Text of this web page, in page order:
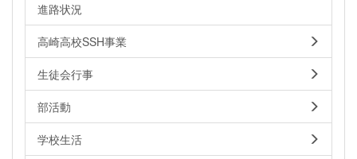
進路状況
高崎高校SSH事業
生徒会行事
部活動
学校生活